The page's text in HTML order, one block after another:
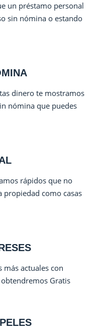
un préstamo personal
sin nómina o estando
dinero te mostramos
nómina que puedes
rápidos que no
propiedad como casas
actuales con
Gratis